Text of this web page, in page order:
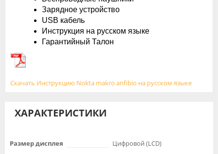
Зарядное устройство
USB кабель
Инструкция на русском языке
Гарантийный Талон
Скачать Инструкцию Nokta makro anfibio на русском языке
ХАРАКТЕРИСТИКИ
Размер дисплея
Цифровой (LCD)